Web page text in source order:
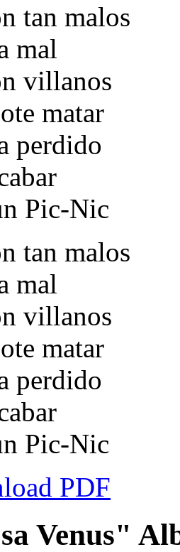
tan malos
mal
villanos
matar
perdido
Pic-Nic
tan malos
mal
villanos
matar
perdido
Pic-Nic
PDF
Venus"